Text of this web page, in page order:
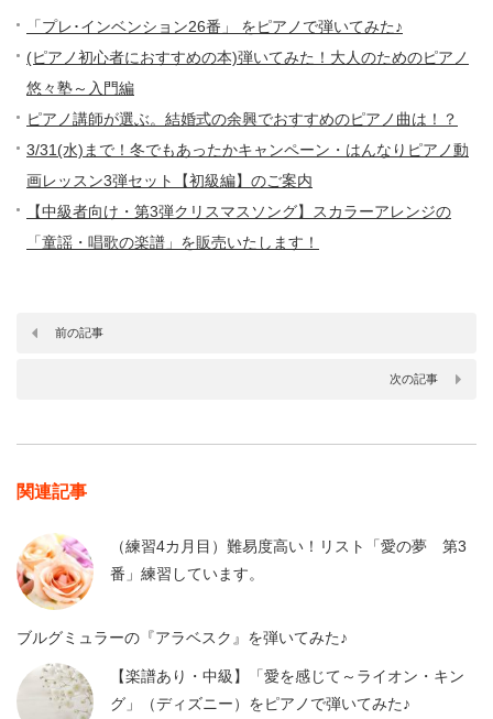
「プレ･インベンション26番」 をピアノで弾いてみた♪
(ピアノ初心者におすすめの本)弾いてみた！大人のためのピアノ
悠々塾～入門編
ピアノ講師が選ぶ。結婚式の余興でおすすめのピアノ曲は！？
3/31(水)まで！冬でもあったかキャンペーン・はんなりピアノ動
画レッスン3弾セット【初級編】のご案内
【中級者向け・第3弾クリスマスソング】スカラーアレンジの
「童謡・唱歌の楽譜」を販売いたします！
前の記事
次の記事
関連記事
（練習4カ月目）難易度高い！リスト「愛の夢 第3
番」練習しています。
ブルグミュラーの『アラベスク』を弾いてみた♪
【楽譜あり・中級】「愛を感じて～ライオン・キン
グ」（ディズニー）をピアノで弾いてみた♪